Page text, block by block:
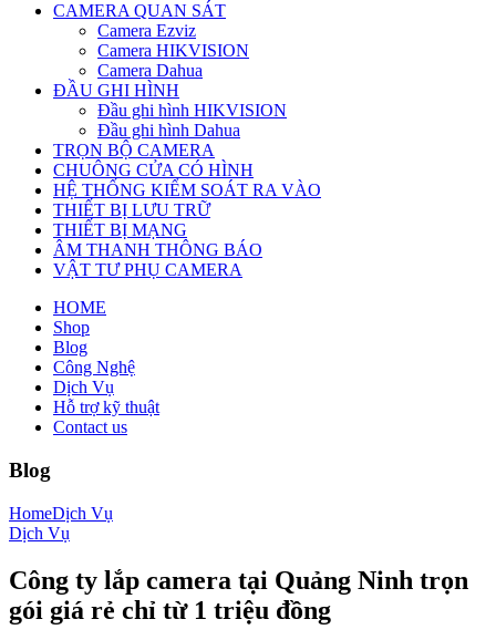
CAMERA QUAN SÁT
Camera Ezviz
Camera HIKVISION
Camera Dahua
ĐẦU GHI HÌNH
Đầu ghi hình HIKVISION
Đầu ghi hình Dahua
TRỌN BỘ CAMERA
CHUÔNG CỬA CÓ HÌNH
HỆ THỐNG KIỂM SOÁT RA VÀO
THIẾT BỊ LƯU TRỮ
THIẾT BỊ MẠNG
ÂM THANH THÔNG BÁO
VẬT TƯ PHỤ CAMERA
HOME
Shop
Blog
Công Nghệ
Dịch Vụ
Hỗ trợ kỹ thuật
Contact us
Blog
HomeDịch Vụ
Dịch Vụ
Công ty lắp camera tại Quảng Ninh trọn
gói giá rẻ chỉ từ 1 triệu đồng